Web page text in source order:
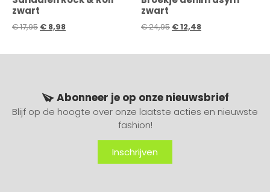
zwart
€17,95 € 8,98
zwart
€24,95 €12,48
Abonneer je op onze nieuwsbrief
Blijf op de hoogte over onze laatste acties en nieuwste
fashion!
Inschrijven